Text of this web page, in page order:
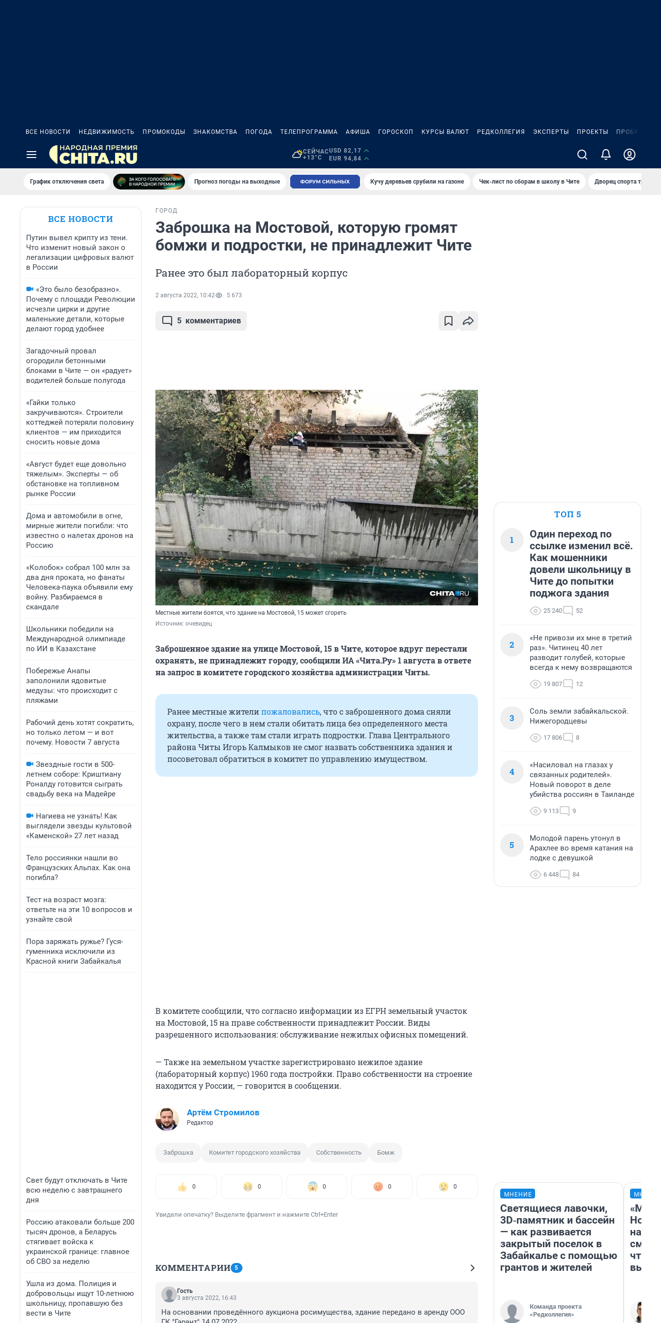
ВСЕ НОВОСТИ НЕДВИЖИМОСТЬ ПРОМОКОДЫ ЗНАКОМСТВА ПОГОДА ТЕЛЕПРОГРАММА АФИША ГОРОСКОП КУРСЫ ВАЛЮТ РЕДКОЛЛЕГИЯ ЭКСПЕРТЫ ПРОЕКТЫ ПРОБКИ
СЕЙЧАС
+13°C
USD 82,17
EUR 94,84
График отключения света Прогноз погоды на выходные Кучу деревьев срубили на газоне Чек-лист по сборам в школу в Чите Дворец спорта
ВСЕ НОВОСТИ
Путин вывел крипту из тени.
Что изменит новый закон о
легализации цифровых валют
в России
«Это было безобразно».
Почему с площади Революции
исчезли цирки и другие
маленькие детали, которые
делают город удобнее
Загадочный провал
огородили бетонными
блоками в Чите — он «радует»
водителей больше полугода
«Гайки только
закручиваются». Строители
коттеджей потеряли половину
клиентов — им приходится
сносить новые дома
«Август будет еще довольно
тяжелым». Эксперты — об
обстановке на топливном
рынке России
Дома и автомобили в огне,
мирные жители погибли: что
известно о налетах дронов на
Россию
«Колобок» собрал 100 млн за
два дня проката, но фанаты
Человека-паука объявили ему
войну. Разбираемся в
скандале
Школьники победили на
Международной олимпиаде
по ИИ в Казахстане
Побережье Анапы
заполонили ядовитые
медузы: что происходит с
пляжами
Рабочий день хотят сократить,
но только летом — и вот
почему. Новости 7 августа
Звездные гости в 500-
летнем соборе: Криштиану
Роналду готовится сыграть
свадьбу века на Мадейре
Нагиева не узнать! Как
выглядели звезды культовой
«Каменской» 27 лет назад
Тело россиянки нашли во
Французских Альпах. Как она
погибла?
Тест на возраст мозга:
ответьте на эти 10 вопросов и
узнайте свой
Пора заряжать ружье? Гуся-
гуменника исключили из
Красной книги Забайкалья
Свет будут отключать в Чите
всю неделю с завтрашнего
дня
Россию атаковали больше 200
тысяч дронов, а Беларусь
стягивает войска к
украинской границе: главное
об СВО за неделю
Ушла из дома. Полиция и
добровольцы ищут 10-летнюю
школьницу, пропавшую без
вести в Чите
ГОРОД
Заброшка на Мостовой, которую громят
бомжи и подростки, не принадлежит Чите
Ранее это был лабораторный корпус
2 августа 2022, 10:42 5 673
5 комментариев
Местные жители боятся, что здание на Мостовой, 15 может сгореть
Источник: очевидец
Заброшенное здание на улице Мостовой, 15 в Чите, которое вдруг перестали
охранять, не принадлежит городу, сообщили ИА «Чита.Ру» 1 августа в ответе
на запрос в комитете городского хозяйства администрации Читы.
Ранее местные жителипожаловались, что с заброшенного дома сняли
охрану, после чего в нем стали обитать лица без определенного места
жительства, а также там стали играть подростки. Глава Центрального
района Читы Игорь Калмыков не смог назвать собственника здания и
посоветовал обратиться в комитет по управлению имуществом.
В комитете сообщили, что согласно информации из ЕГРН земельный участок
на Мостовой, 15 на праве собственности принадлежит России. Виды
разрешенного использования: обслуживание нежилых офисных помещений.
— Также на земельном участке зарегистрировано нежилое здание
(лабораторный корпус) 1960 года постройки. Право собственности на строение
находится у России, — говорится в сообщении.
Артём Стромилов
Редактор
Заброшка Комитет городского хозяйства Собственность Бомж
0 0 0 0 0
Увидели опечатку? Выделите фрагмент и нажмите Ctrl+Enter
КОММЕНТАРИИ 5
Гость
3 августа 2022, 16:43
На основании проведённого аукциона росимущества, здание передано в аренду ООО
ТОП 5
1
Один переход по
ссылке изменил всё.
Как мошенники
довели школьницу в
Чите до попытки
поджога здания
25 240 52
2
«Не привози их мне в третий
раз». Читинец 40 лет
разводит голубей, которые
всегда к нему возвращаются
19 807 12
3
Соль земли забайкальской.
Нижегородцевы
17 806 8
4
«Насиловал на глазах у
связанных родителей».
Новый поворот в деле
убийства россиян в Таиланде
9 113 9
5
Молодой парень утонул в
Арахлее во время катания на
лодке с девушкой
6 448 84
МНЕНИЕ
Светящиеся лавочки,
3D‑памятник и бассейн
— как развивается
закрытый поселок в
Забайкалье с помощью
грантов и жителей
Команда проекта
«Редколлегия»
«Мы